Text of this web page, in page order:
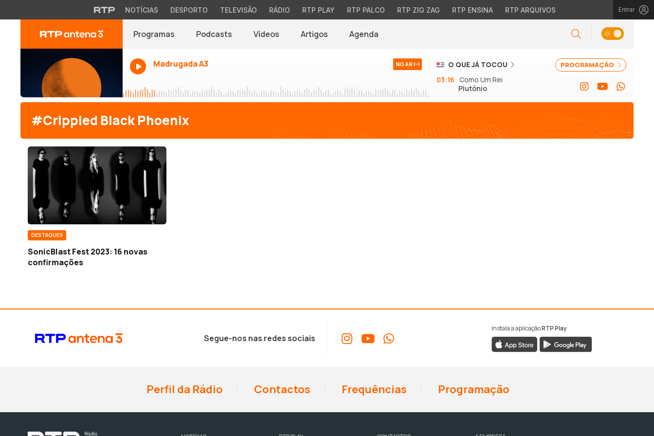
NOTÍCIAS DESPORTO TELEVISÃO RÁDIO RTP PLAY RTP PALCO RTP ZIG ZAG RTP ENSINA RTP ARQUIVOS Entrar
Programas Podcasts Vídeos Artigos Agenda
Madrugada A3 NO AR PROGRAMAÇÃO
O QUE JÁ TOCOU
03:16
Como Um Rei
Plutónio
#Crippled Black Phoenix
DESTAQUES
SonicBlast Fest 2023: 16 novas
confirmações
Segue-nos nas redes sociais
Instala a aplicaçãoRTP Play
Perfil da Rádio Contactos Frequências Programação